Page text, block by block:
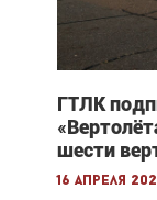
ГТЛК
шести
16 апреля